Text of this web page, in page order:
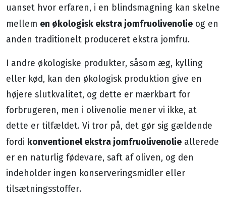
uanset hvor erfaren, i en blindsmagning kan skelne
mellem en økologisk ekstra jomfruolivenolie og en
anden traditionelt produceret ekstra jomfru.
I andre økologiske produkter, såsom æg, kylling
eller kød, kan den økologisk produktion give en
højere slutkvalitet, og dette er mærkbart for
forbrugeren, men i olivenolie mener vi ikke, at
dette er tilfældet. Vi tror på, det gør sig gældende
fordi konventionel ekstra jomfruolivenolie allerede
er en naturlig fødevare, saft af oliven, og den
indeholder ingen konserveringsmidler eller
tilsætningsstoffer.